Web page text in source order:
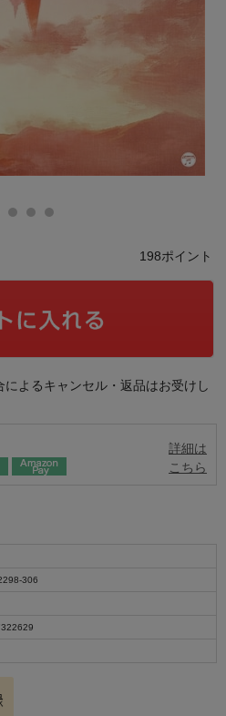
198ポイント
よるキャンセル・返品はお受けし
詳細は
こちら
306